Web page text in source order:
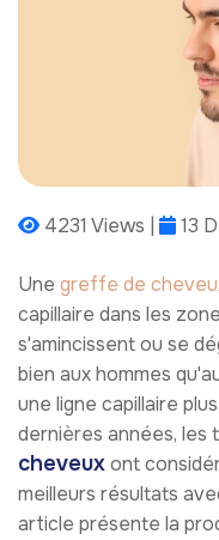
4231 Views | 13
Une greffe de
capillaire dans les
s'amincissent ou se
bien aux hommes
une ligne capillaire
dernières années, les
cheveuxont
meilleurs résultats
article présente la